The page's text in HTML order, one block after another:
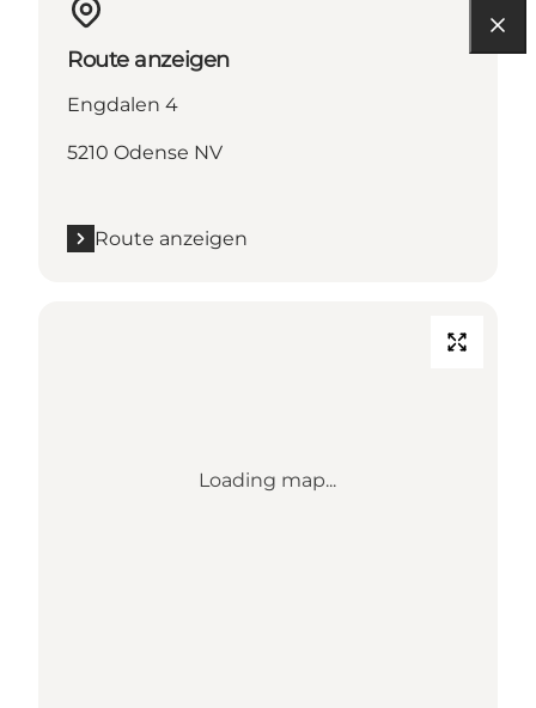
Route anzeigen
Engdalen 4
5210 Odense NV
Route anzeigen
Loading map...